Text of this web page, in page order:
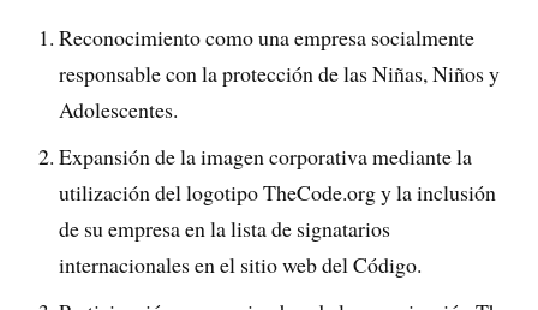
Reconocimiento como una empresa socialmente
responsable con la protección de las Niñas, Niños y
Adolescentes.
Expansión de la imagen corporativa mediante la
utilización del logotipo TheCode.org y la inclusión
de su empresa en la lista de signatarios
internacionales en el sitio web del Código.